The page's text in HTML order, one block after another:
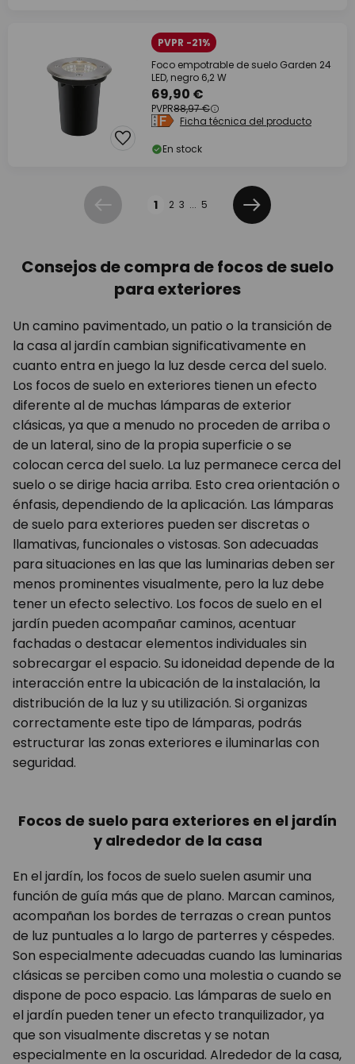
PVPR -21%
Foco empotrable de suelo Garden 24
LED, negro 6,2 W
69,90 €
PVPR88,97 €
Ficha técnica del producto
En stock
Anterior 1 2 3 ... 5
Siguiente
Consejos de compra de focos de suelo
para exteriores
Un camino pavimentado, un patio o la transición de
la casa al jardín cambian significativamente en
cuanto entra en juego la luz desde cerca del suelo.
Los focos de suelo en exteriores tienen un efecto
diferente al de muchas lámparas de exterior
clásicas, ya que a menudo no proceden de arriba o
de un lateral, sino de la propia superficie o se
colocan cerca del suelo. La luz permanece cerca del
suelo o se dirige hacia arriba. Esto crea orientación o
énfasis, dependiendo de la aplicación. Las lámparas
de suelo para exteriores pueden ser discretas o
llamativas, funcionales o vistosas. Son adecuadas
para situaciones en las que las luminarias deben ser
menos prominentes visualmente, pero la luz debe
tener un efecto selectivo. Los focos de suelo en el
jardín pueden acompañar caminos, acentuar
fachadas o destacar elementos individuales sin
sobrecargar el espacio. Su idoneidad depende de la
interacción entre la ubicación de la instalación, la
distribución de la luz y su utilización. Si organizas
correctamente este tipo de lámparas, podrás
estructurar las zonas exteriores e iluminarlas con
seguridad.
Focos de suelo para exteriores en el jardín
y alrededor de la casa
En el jardín, los focos de suelo suelen asumir una
función de guía más que de plano. Marcan caminos,
acompañan los bordes de terrazas o crean puntos
de luz puntuales a lo largo de parterres y céspedes.
Son especialmente adecuadas cuando las luminarias
clásicas se perciben como una molestia o cuando se
dispone de poco espacio. Las lámparas de suelo en
el jardín pueden tener un efecto tranquilizador, ya
que son visualmente discretas y se notan
especialmente en la oscuridad. Alrededor de la casa,